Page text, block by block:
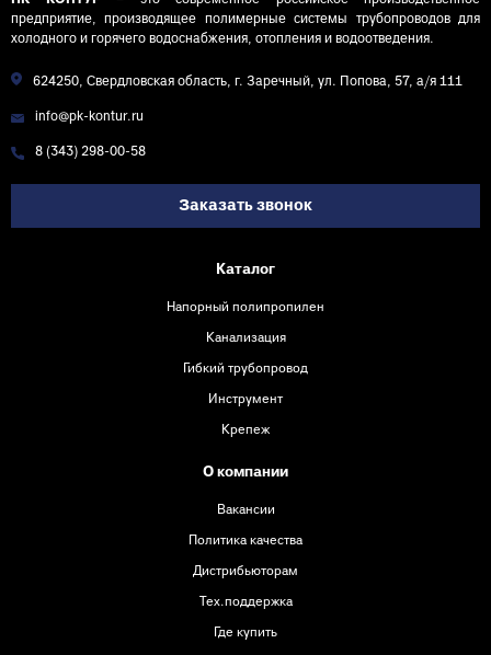
предприятие, производящее полимерные системы трубопроводов для
холодного и горячего водоснабжения, отопления и водоотведения.
624250, Свердловская область, г. Заречный, ул. Попова, 57, а/я 111
info@pk-kontur.ru
8 (343) 298-00-58
Заказать звонок
Каталог
Напорный полипропилен
Канализация
Гибкий трубопровод
Инструмент
Крепеж
О компании
Вакансии
Политика качества
Дистрибьюторам
Тех.поддержка
Где купить